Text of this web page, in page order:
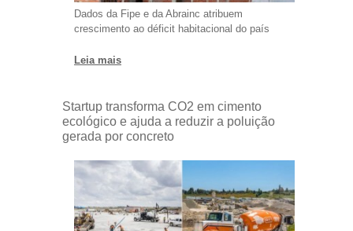
Dados da Fipe e da Abrainc atribuem
crescimento ao déficit habitacional do país
Leia mais
Startup transforma CO2 em cimento
ecológico e ajuda a reduzir a poluição
gerada por concreto